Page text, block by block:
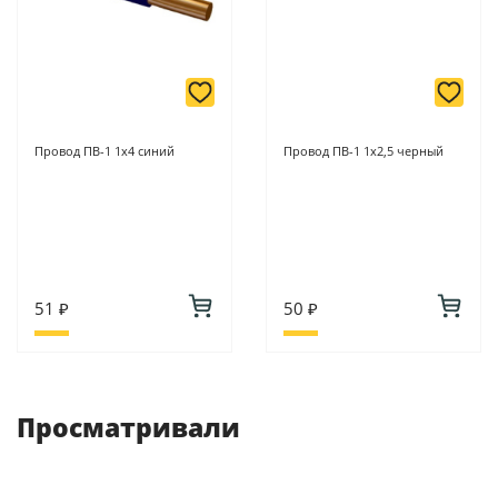
Провод ПВ-1 1х4 синий
51 ₽
Провод ПВ-1 1х2,5 черный
50 ₽
Просматривали